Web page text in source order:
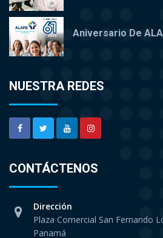
Aniversario De
NUESTRA REDES
CONTÁCTENOS
Dirección
Plaza Comercial San Fernando
Panamá